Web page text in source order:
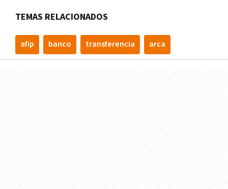
TEMAS RELACIONADOS
afip banco transferencia arca